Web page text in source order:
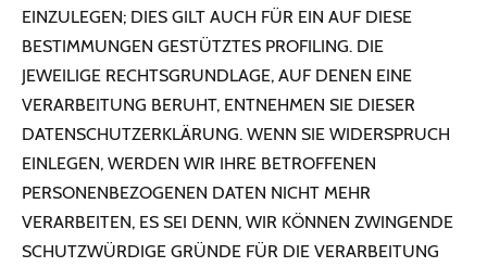
EINZULEGEN; DIES GILT AUCH FÜR EIN AUF DIESE
BESTIMMUNGEN GESTÜTZTES PROFILING. DIE
JEWEILIGE RECHTSGRUNDLAGE, AUF DENEN EINE
VERARBEITUNG BERUHT, ENTNEHMEN SIE DIESER
DATENSCHUTZERKLÄRUNG. WENN SIE WIDERSPRUCH
EINLEGEN, WERDEN WIR IHRE BETROFFENEN
PERSONENBEZOGENEN DATEN NICHT MEHR
VERARBEITEN, ES SEI DENN, WIR KÖNNEN ZWINGENDE
SCHUTZWÜRDIGE GRÜNDE FÜR DIE VERARBEITUNG